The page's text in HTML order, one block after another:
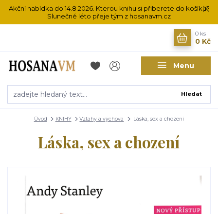
Akční nabídka do 14.8.2026. Kterou knihu si přiberete do košíku?
Slunečné léto přeje tým z hosanavm.cz
Menu
Hledat
0 ks
0 Kč
Úvod KNIHY Vztahy a výchova Láska, sex a chození
Láska, sex a chození